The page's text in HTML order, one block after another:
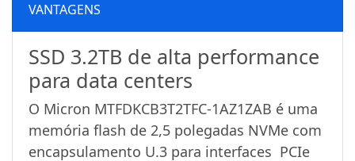
VANTAGENS
SSD 3.2TB de alta performance
para data centers
O Micron MTFDKCB3T2TFC-1AZ1ZAB é uma
memória flash de 2,5 polegadas NVMe com
encapsulamento U.3 para interfaces PCIe